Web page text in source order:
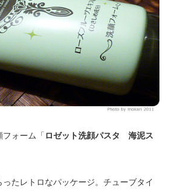
フォーム「ロゼット洗顔パスタ 海泥ス
たレトロなパッケージ。チューブタイ